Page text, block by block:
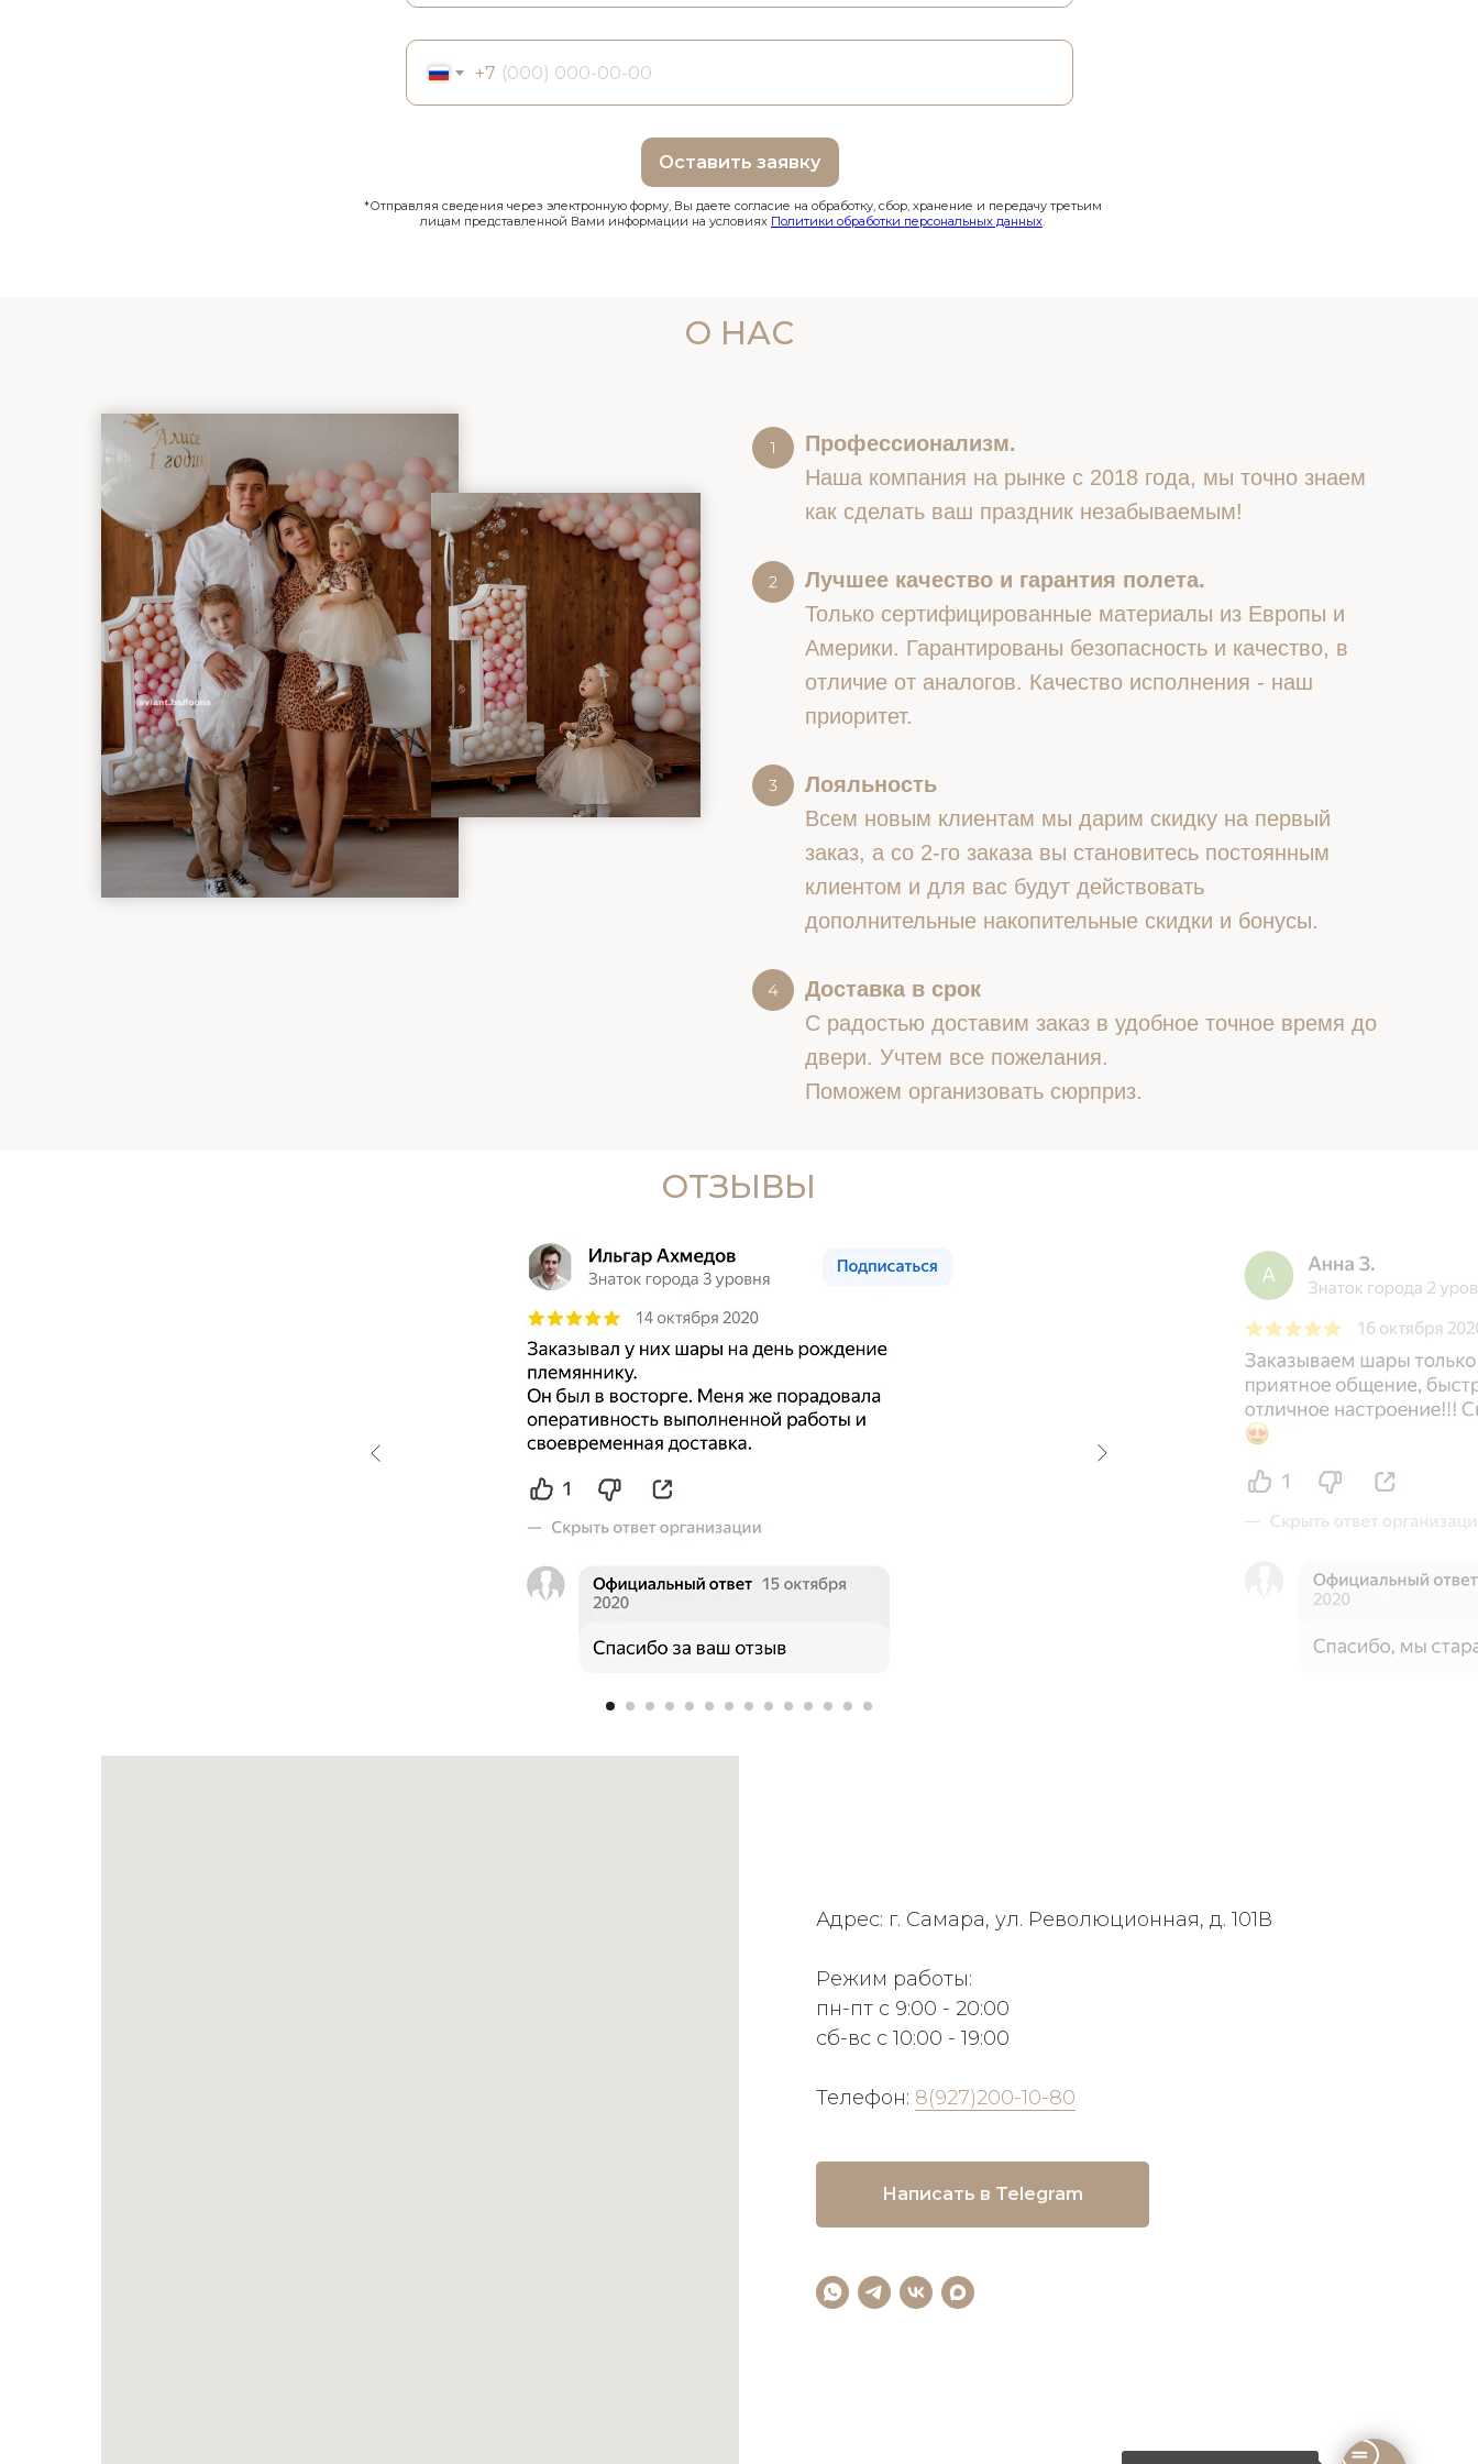
+7
Оставить заявку
*Отправляя сведения через электронную форму, Вы даете согласие на обработку, сбор, хранение и передачу третьим
лицам представленной Вами информации на условиях Политики обработки персональных данных.
О НАС
Профессионализм.
Наша компания на рынке с 2018 года, мы точно знаем
как сделать ваш праздник незабываемым!
Лучшее качество и гарантия полета.
Только сертифицированные материалы из Европы и
Америки. Гарантированы безопасность и качество, в
отличие от аналогов. Качество исполнения - наш
приоритет.
Лояльность
Всем новым клиентам мы дарим скидку на первый
заказ, а со 2-го заказа вы становитесь постоянным
клиентом и для вас будут действовать
дополнительные накопительные скидки и бонусы.
Доставка в срок
С радостью доставим заказ в удобное точное время до
двери. Учтем все пожелания.
Поможем организовать сюрприз.
ОТЗЫВЫ
Адрес: г. Самара, ул. Революционная, д. 101В
Режим работы:
пн-пт с 9:00 - 20:00
сб-вс с 10:00 - 19:00
Телефон: 8(927)200-10-80
Написать в Telegram